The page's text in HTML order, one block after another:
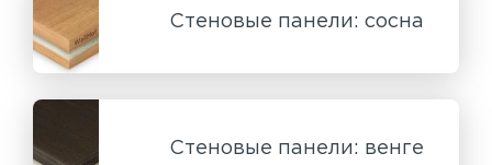
Стеновые панели: сосна
Стеновые панели: венге